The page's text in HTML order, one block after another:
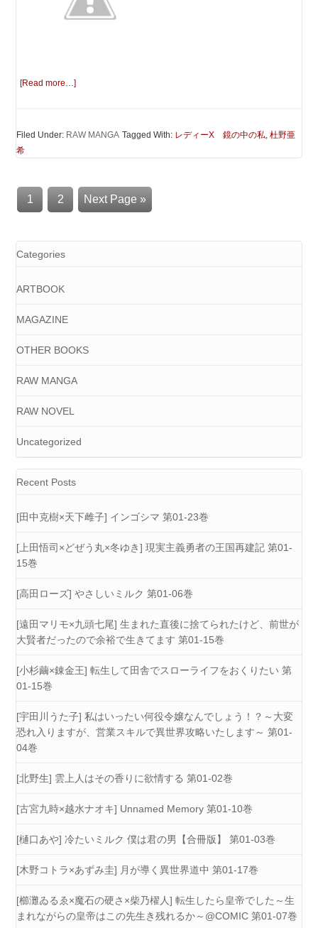
[Read more…]
Filed Under: RAW MANGA Tagged With: レディーX 鏡の中の私,杜野亜
希
1 2 Next Page »
Categories
ARTBOOK
MAGAZINE
OTHER BOOKS
RAW MANGA
RAW NOVEL
Uncategorized
Recent Posts
[田中克樹×天下雌子] インゴシマ 第01-23巻
[上田悟司×どぜう丸×冬ゆき] 現実主義勇者の王国再建記 第01-
15巻
[高田ローズ] やさしいミルク 第01-06巻
[遠田マリモ×九頭七尾] 生まれた直後に捨てられたけど、前世が
大賢者だったので余裕で生きてます 第01-15巻
[小杉繭×錬金王] 転生して田舎でスローライフをおくりたい 第
01-15巻
[宇田川うた子] 私はいったい何役令嬢なんでしょう！？～大変
恐れ入りますが、営業スキルで異世界攻略いたします～ 第01-
04巻
[北野生] 雲上人はその香りに欲情する 第01-02巻
[古宮九時×越水ナオキ] Unnamed Memory 第01-10巻
[樋口あや] 冷たいミルク 僕は君の男【合冊版】 第01-03巻
[木野コトラ×あずみ圭] 月が導く異世界道中 第01-17巻
[櫛灘ゐるゑ×魔石の硬さ×柴乃櫂人] 転生したら皇帝でした～生
まれながらの皇帝はこの先生き残れるか～@COMIC 第01-07巻